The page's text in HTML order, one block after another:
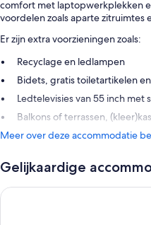
comfort met laptopwerkplekken
voordelen zoals aparte zitruimtes
Er zijn extra voorzieningen zoals:
Recyclage en ledlampen
Bidets, gratis toiletartikelen
Ledtelevisies van 55 inch met
Balkons of terrassen,
Meer over deze accommodatie
Gelijkaardige
Four Points by Sheraton